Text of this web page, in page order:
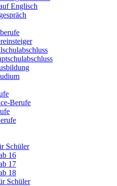
Englisch
Berufe
Schüler
16
17
18
Schüler